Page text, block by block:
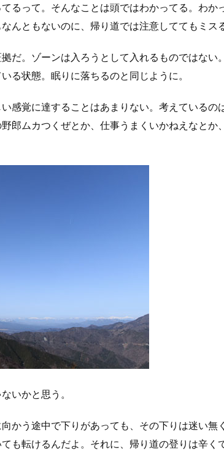
るって。そんなことは頭ではわかってる。わか
んともないのに、帰り道では注意しててもミス
だ。ゾーンは入ろうとして入れるものではない
る状態。眠りに落ちるのと同じように。
感覚に達することはあまりない。考えているの
郎ムカつくぜとか、仕事うまくいかねえなとか
いかと思う。
かう途中で下りがあっても、その下りは迷い無
も転けるんだよ。それに、帰り道の登りは辛く